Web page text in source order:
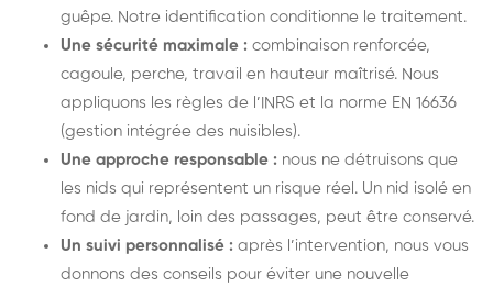
guêpe. Notre identification conditionne le traitement.
Une sécurité maximale : combinaison renforcée,
cagoule, perche, travail en hauteur maîtrisé. Nous
appliquons les règles de l’INRS et la norme EN 16636
(gestion intégrée des nuisibles).
Une approche responsable : nous ne détruisons que
les nids qui représentent un risque réel. Un nid isolé en
fond de jardin, loin des passages, peut être conservé.
Un suivi personnalisé : après l’intervention, nous vous
donnons des conseils pour éviter une nouvelle